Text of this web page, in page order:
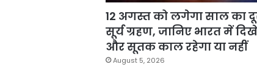
12 अगस्त को लगेगा साल का
सूर्य ग्रहण, जानिए भारत में
और सूतक काल रहेगा या नहीं
August 5, 2026